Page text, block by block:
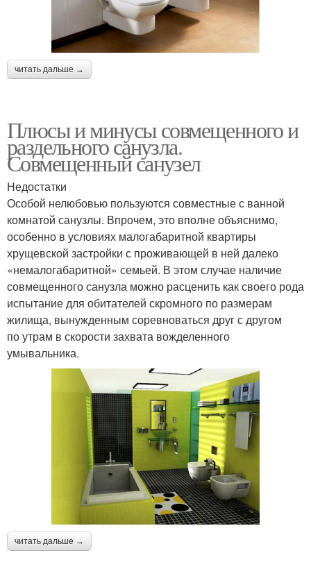
читать дальше →
Плюсы и минусы совмещенного и
раздельного санузла.
Совмещенный санузел
Недостатки
Особой нелюбовью пользуются совместные с ванной
комнатой санузлы. Впрочем, это вполне объяснимо,
особенно в условиях малогабаритной квартиры
хрущевской застройки с проживающей в ней далеко
«немалогабаритной» семьей. В этом случае наличие
совмещенного санузла можно расценить как своего рода
испытание для обитателей скромного по размерам
жилища, вынужденным соревноваться друг с другом
по утрам в скорости захвата вожделенного
умывальника.
читать дальше →